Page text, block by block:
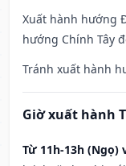
Xuất hành hướng
hướng Chính Tây
Tránh xuất hành
Giờ xuất hành
Từ 11h-13h (Ngọ)